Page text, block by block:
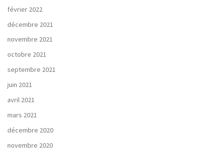
février 2022
décembre 2021
novembre 2021
octobre 2021
septembre 2021
juin 2021
avril 2021
mars 2021
décembre 2020
novembre 2020